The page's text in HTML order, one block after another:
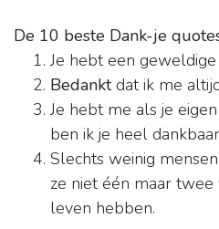
De 10 beste Dank-je
Je hebt een
Bedanktdat ik me
Je hebt me als je
ben ik je heel
Slechts weinig
ze niet één maar
leven hebben.